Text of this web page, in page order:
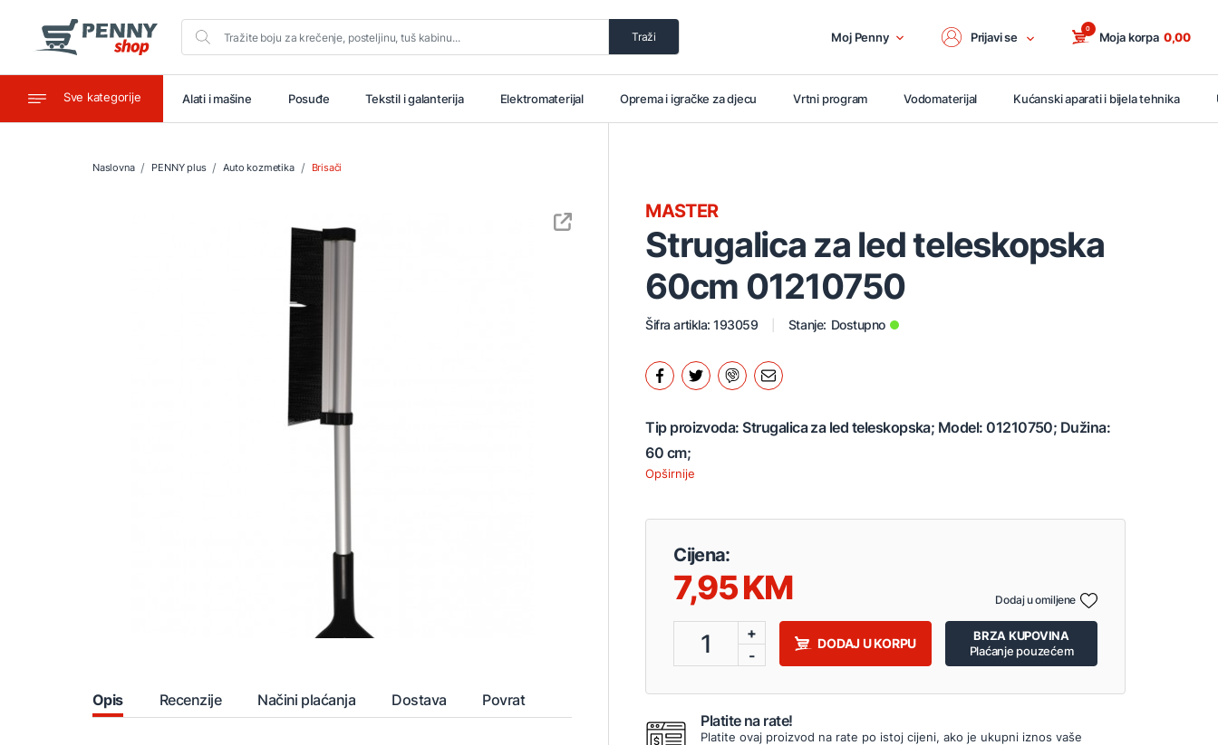
Traži Moj Penny Prijavi se Moja korpa
0
0,00
Sve kategorije
Ugostiteljstvo Alati i mašine Posuđe Tekstil i galanterija Elektromaterijal Oprema i igračke za djecu Vrtni program Vodomaterijal Kućanski aparati i bijela tehnika
Naslovna PENNY plus Auto kozmetika Brisači
Opis Recenzije Načini plaćanja Dostava Povrat
Strugalica za led teleskopska
60cm 01210750
MASTER
Šifra artikla: 193059 Stanje: Dostupno
Tip proizvoda: Strugalica za led teleskopska; Model: 01210750; Dužina:
60 cm;
Opširnije
Cijena:
7,95
1
+
-
DODAJ U KORPU
BRZA KUPOVINA
Plaćanje pouzećem
Dodaj u omiljene
Platite na rate!
Platite ovaj proizvod na rate po istoj cijeni, ako je ukupni iznos vaše